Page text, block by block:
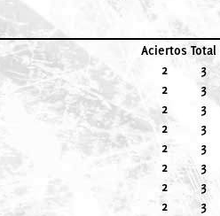
Aciertos Total
2 3
2 3
2 3
2 3
2 3
2 3
2 3
2 3